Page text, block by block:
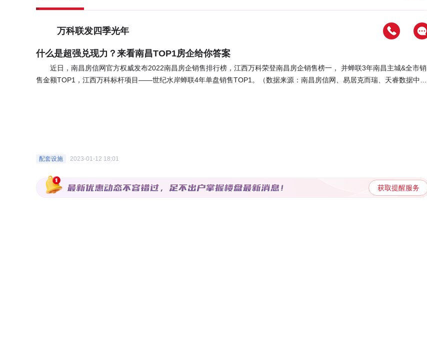
万科联发四季光年
什么是超强兑现力？来看南昌TOP1房企给你答案
近日，南昌房信网官方权威发布2022南昌房企销售排行榜，江西万科荣登南昌房企销售榜一， 并蝉联3年南昌主城&全市销
售金额TOP1，江西万科标杆项目——世纪水岸蝉联4年单盘销售TOP1。（数据来源：南昌房信网、易居克而瑞、天睿数据中
冠之路的原因。 好房子实景兑现，品质给予购房者心安 在产品主义时代，万科以实力见真章。多年来，万科坚持”以人为
本”的设计理念，锚定“产品主义”的赛道持续深耕，凭借行业领先的产品品质和卓越的综合产品能力，从1999年至2022年，24年
期间屡获中国建设工程鲁班奖、詹天佑奖、广厦奖等房地产综合开发领域的最高荣誉，“鉴”证品牌硬实力。 对“产品主义"与
“长期主义”十年如一日的坚守，让万科在38年的旅途中收获2200万业主的一致认可，从一纸蓝图到实景呈现，万科用创新引领行
配套设施 2023-01-12 18:01
获取提醒服务